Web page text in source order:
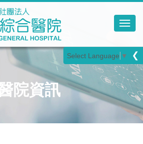
Select Language ▼ ❮
院資訊